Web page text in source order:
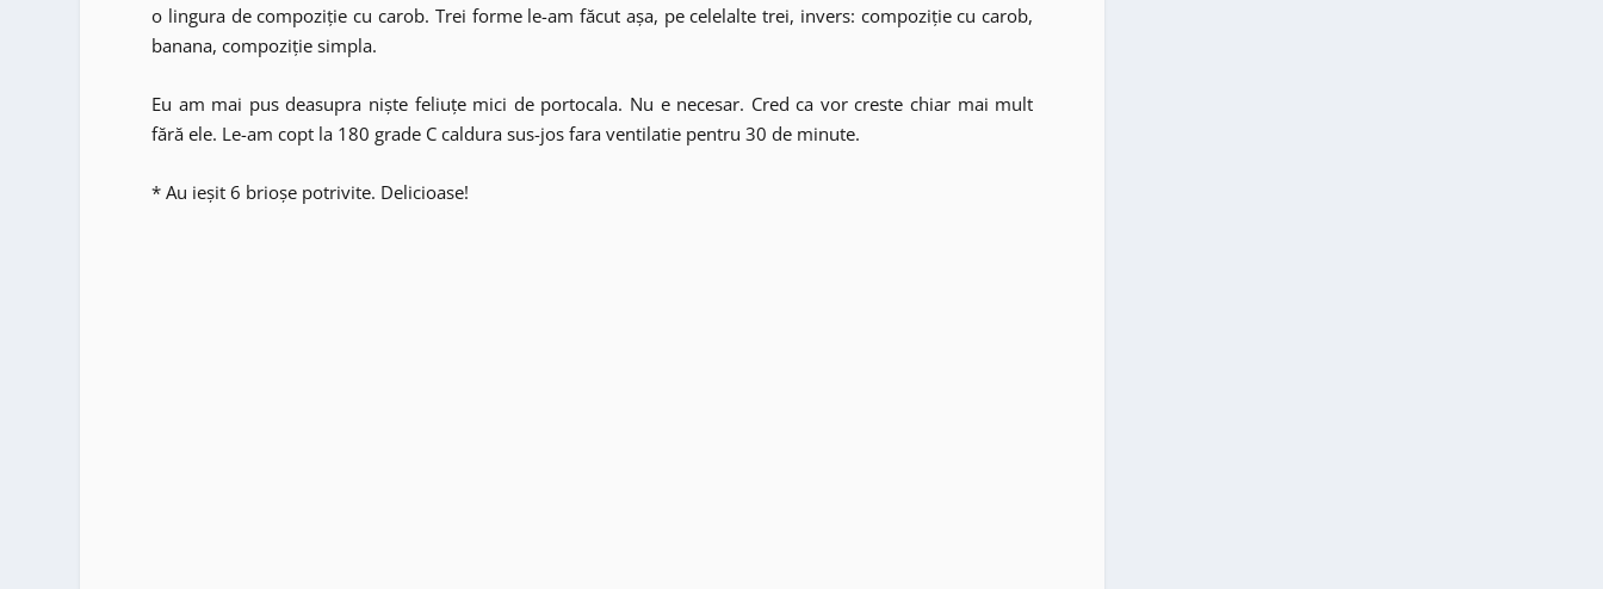
o lingura de compoziție cu carob. Trei forme le-am făcut așa, pe celelalte trei, invers: compoziție cu carob,
banana, compoziție simpla.
Eu am mai pus deasupra niște feliuțe mici de portocala. Nu e necesar. Cred ca vor creste chiar mai mult
fără ele. Le-am copt la 180 grade C caldura sus-jos fara ventilatie pentru 30 de minute.
* Au ieșit 6 brioșe potrivite. Delicioase!